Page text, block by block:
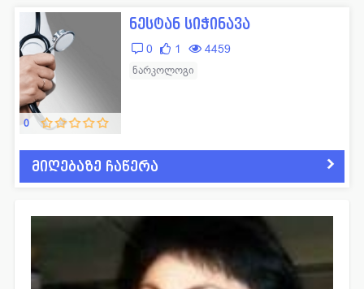
0
ნესტან სიჭინავა
0 1 4459
ნარკოლოგი
მიღებაზე ჩაწერა